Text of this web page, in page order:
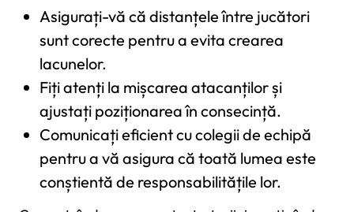
Asigurați-vă că distanțele între jucători
sunt corecte pentru a evita crearea
lacunelor.
Fiți atenți la mișcarea atacanților și
ajustați poziționarea în consecință.
Comunicați eficient cu colegii de echipă
pentru a vă asigura că toată lumea este
conștientă de responsabilitățile lor.